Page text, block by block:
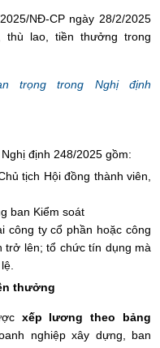
NĐ-CP ngày 28/2/2025
lao, tiền thưởng trong
trọng trong Nghị định
định 248/2025 gồm:
tịch Hội đồng thành viên,
ban Kiểm soát
công ty cổ phần hoặc công
trở lên; tổ chức tín dụng mà
thưởng
xếp lương theo bảng
nghiệp xây dựng, ban